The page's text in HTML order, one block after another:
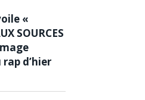
«
SOURCES
d’hier